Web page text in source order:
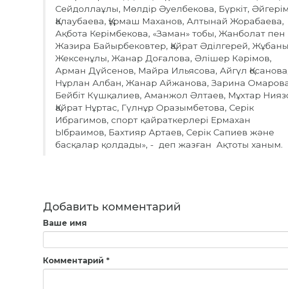
Сейдоллаұлы, Мөлдір Әуелбекова, Бүркіт, Әйгерім
Қалаубаева, Құрмаш Маханов, Алтынай Жорабаева,
Ақбота Керімбекова, «Заман» тобы, Жанболат пен
Жазира Байырбековтер, Қайрат Әділгерей,
Жексенұлы, Жанар Доғалова, Әлішер Кәрімов,
Арман Дүйсенов, Майра Ильясова, Айгүл
Нұрлан Албан, Жанар Айжанова, Зарина
Бейбіт Күшқалиев, Аманжол Әлтаев, Мұхтар
Қайрат Нұртас, Гүлнұр Оразымбетова, Серік
Ибрагимов, спорт қайраткерлері Ермахан
Ыбраимов, Бахтияр Артаев, Серік Сапиев және
басқалар қолдады», - деп жазған Ақтоты ханым.
Добавить комментарий
Ваше имя
Комментарий *